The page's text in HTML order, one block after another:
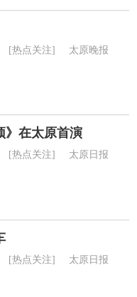
[热点关注] 太原晚报
》在太原首演
[热点关注] 太原日报
[热点关注] 太原日报